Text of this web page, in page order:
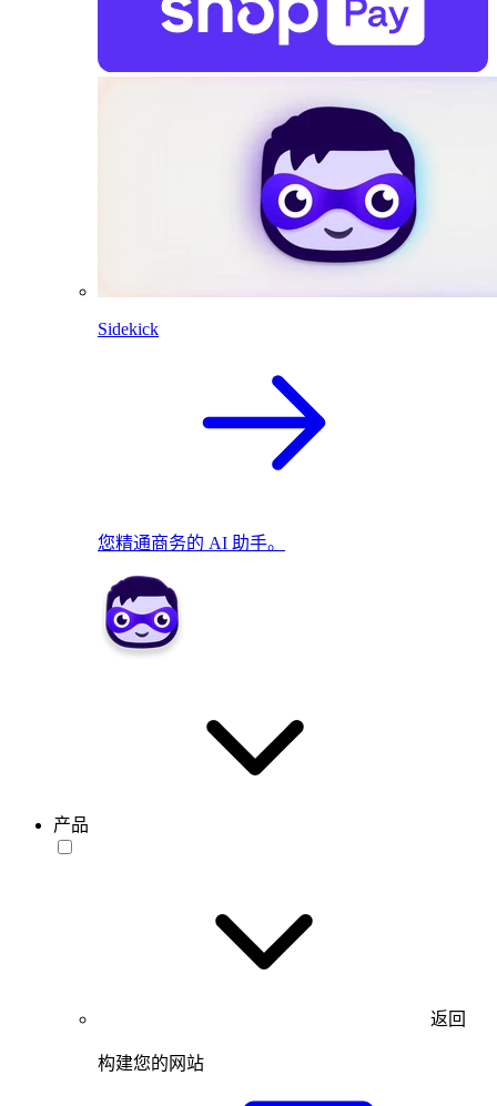
Sidekick
您精通商务的 AI 助手。
产品
返回
构建您的网站